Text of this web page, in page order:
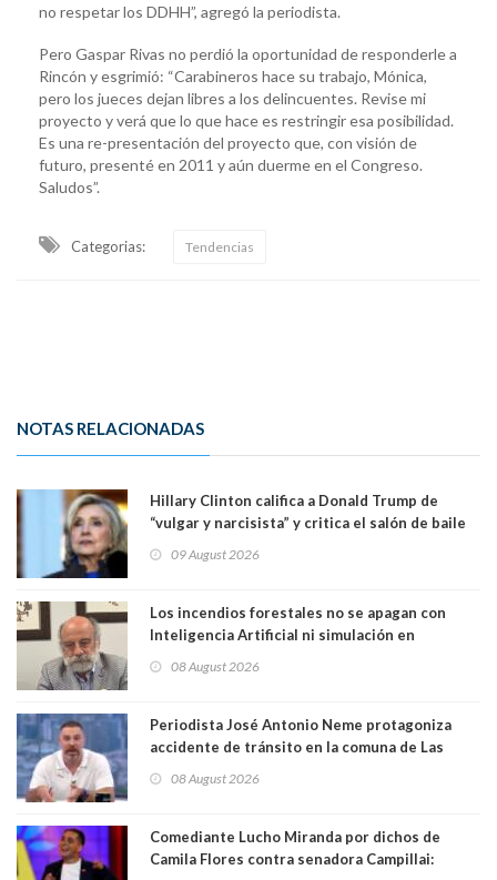
no respetar los DDHH”, agregó la periodista.
Pero Gaspar Rivas no perdió la oportunidad de responderle a
Rincón y esgrimió: “Carabineros hace su trabajo, Mónica,
pero los jueces dejan libres a los delincuentes. Revise mi
proyecto y verá que lo que hace es restringir esa posibilidad.
Es una re-presentación del proyecto que, con visión de
futuro, presenté en 2011 y aún duerme en el Congreso.
Saludos”.
Categorias: Tendencias
NOTAS RELACIONADAS
Hillary Clinton califica a Donald Trump de
“vulgar y narcisista” y critica el salón de baile
casa. Y la está destruyendo”
09 August 2026
Los incendios forestales no se apagan con
Inteligencia Artificial ni simulación en
Magister en Asentamientos Humanos PUC
08 August 2026
Periodista José Antonio Neme protagoniza
accidente de tránsito en la comuna de Las
08 August 2026
Comediante Lucho Miranda por dichos de
Camila Flores contra senadora Campillai: